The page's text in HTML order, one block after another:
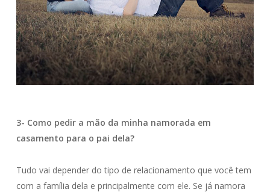
3- Como pedir a mão da minha namorada em
casamento para o pai dela?
Tudo vai depender do tipo de relacionamento que você tem
com a família dela e principalmente com ele. Se já namora